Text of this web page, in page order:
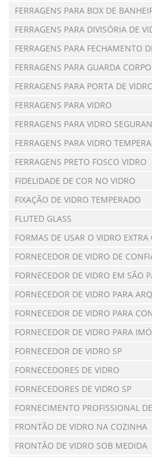
FERRAGENS PARA BOX DE
FERRAGENS PARA DIVISÓRIA DE
FERRAGENS PARA FECHAMENTO
FERRAGENS PARA GUARDA
FERRAGENS PARA PORTA DE
FERRAGENS PARA VIDRO
FERRAGENS PARA VIDRO
FERRAGENS PARA VIDRO
FERRAGENS PRETO FOSCO VIDRO
FIDELIDADE DE COR NO VIDRO
FIXAÇÃO DE VIDRO TEMPERADO
FLUTED GLASS
FORMAS DE USAR O VIDRO EXTRA
FORNECEDOR DE VIDRO DE
FORNECEDOR DE VIDRO EM SÃO
FORNECEDOR DE VIDRO PARA
FORNECEDOR DE VIDRO PARA
FORNECEDOR DE VIDRO PARA
FORNECEDOR DE VIDRO SP
FORNECEDORES DE VIDRO
FORNECEDORES DE VIDRO SP
FORNECIMENTO PROFISSIONAL
FRONTÃO DE VIDRO NA COZINHA
FRONTÃO DE VIDRO SOB MEDIDA